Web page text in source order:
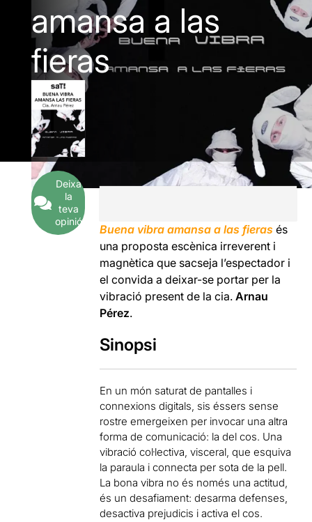
amansa a las
fieras
Deixa
la
teva
opinió
Buena vibra amansa a las fieras és
una proposta escènica irreverent i
magnètica que sacseja l’espectador i
el convida a deixar-se portar per la
vibració present de la cia.Arnau
Pérez.
Sinopsi
En un món saturat de pantalles i
connexions digitals, sis éssers sense
rostre emergeixen per invocar una altra
forma de comunicació: la del cos. Una
vibració col·lectiva, visceral, que esquiva
la paraula i connecta per sota de la pell.
La bona vibra no és només una actitud,
és un desafiament: desarma defenses,
desactiva prejudicis i activa el cos.